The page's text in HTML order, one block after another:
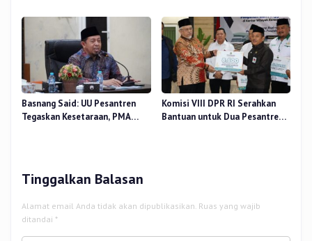
Terhadap Beban Kerja
Basnang Said: UU Pesantren
Tegaskan Kesetaraan, PMA
Komisi VIII DPR RI Serahkan
Bantuan untuk Dua Pesantren
Tinggalkan Balasan
Alamat email Anda tidak akan dipublikasikan. Ruas yang wajib
ditandai *